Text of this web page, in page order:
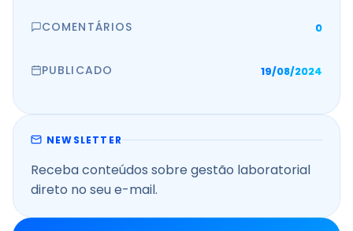
COMENTÁRIOS 0
PUBLICADO 19/08/2024
NEWSLETTER
Receba conteúdos sobre gestão laboratorial
direto no seu e-mail.